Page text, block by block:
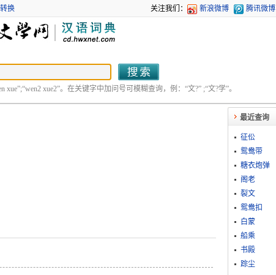
换 关注我们： 新浪微博 腾讯微博
xue”;“wen2 xue2”。在关键字中加问号可模糊查询，例：“文?” ;“文?学”。
最近查询
征伀
鸳鸯带
糖衣炮弹
阁老
裂文
鸳鸯扣
白蒙
船乘
书殿
踪尘